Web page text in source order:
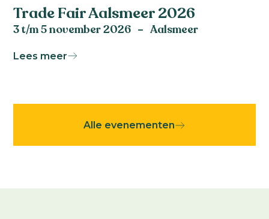
Trade Fair Aalsmeer 2026
3 t/m 5 november 2026 - Aalsmeer
Lees meer
Alle evenementen